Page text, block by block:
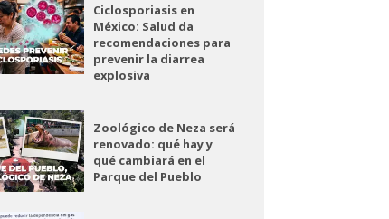
Ciclosporiasis en
México: Salud da
recomendaciones para
prevenir la diarrea
explosiva
Zoológico de Neza será
renovado: qué hay y
qué cambiará en el
Parque del Pueblo